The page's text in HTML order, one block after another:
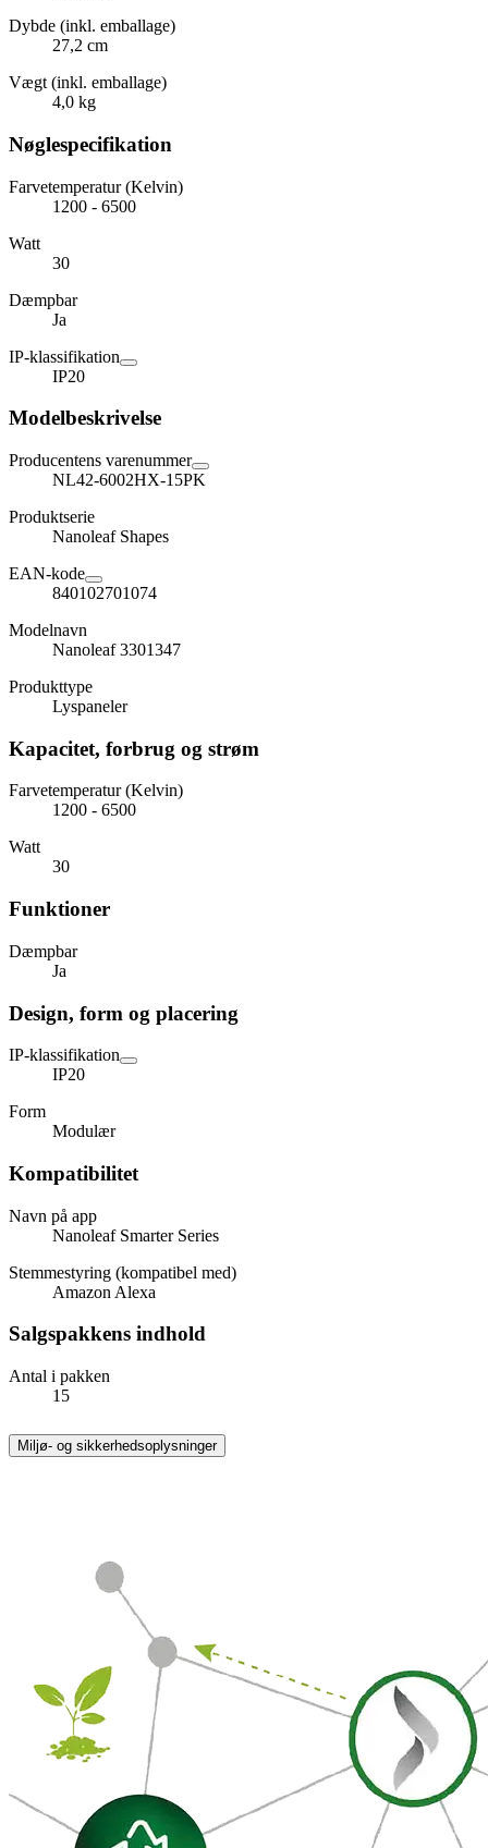
Dybde (inkl. emballage)
27,2 cm
Vægt (inkl. emballage)
4,0 kg
Nøglespecifikation
Farvetemperatur (Kelvin)
1200 - 6500
Watt
30
Dæmpbar
Ja
IP-klassifikation
IP20
Modelbeskrivelse
Producentens varenummer
NL42-6002HX-15PK
Produktserie
Nanoleaf Shapes
EAN-kode
840102701074
Modelnavn
Nanoleaf 3301347
Produkttype
Lyspaneler
Kapacitet, forbrug og strøm
Farvetemperatur (Kelvin)
1200 - 6500
Watt
30
Funktioner
Dæmpbar
Ja
Design, form og placering
IP-klassifikation
IP20
Form
Modulær
Kompatibilitet
Navn på app
Nanoleaf Smarter Series
Stemmestyring (kompatibel med)
Amazon Alexa
Salgspakkens indhold
Antal i pakken
15
Miljø- og sikkerhedsoplysninger